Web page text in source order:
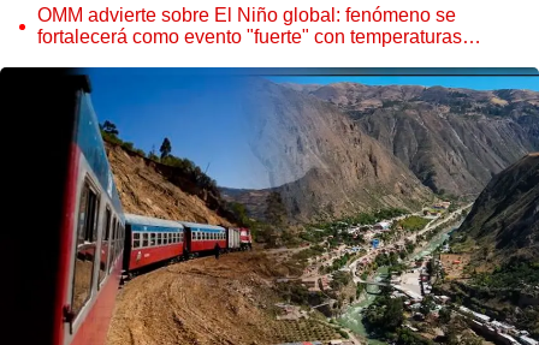
OMM advierte sobre El Niño global: fenómeno se
fortalecerá como evento "fuerte" con temperaturas